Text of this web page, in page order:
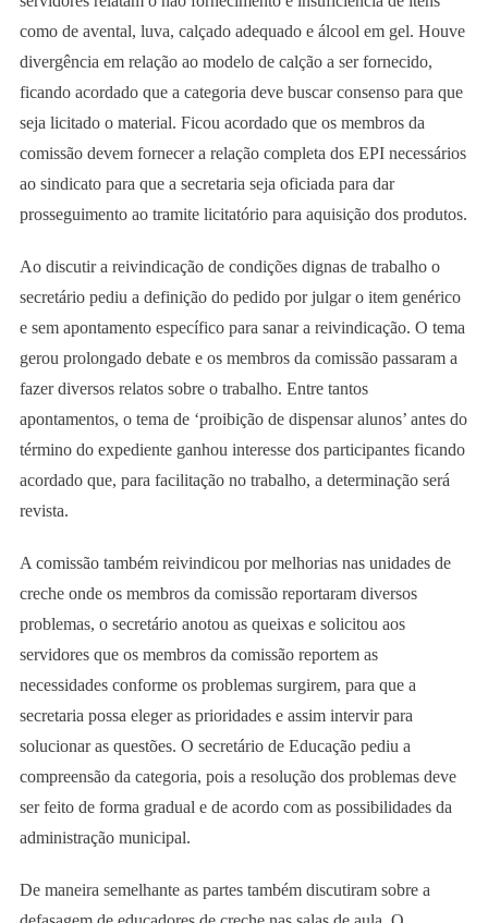
como de avental, luva, calçado adequado e álcool em gel. Houve
divergência em relação ao modelo de calção a ser fornecido,
ficando acordado que a categoria deve buscar consenso para que
seja licitado o material. Ficou acordado que os membros da
comissão devem fornecer a relação completa dos EPI necessários
ao sindicato para que a secretaria seja oficiada para dar
prosseguimento ao tramite licitatório para aquisição dos produtos.
Ao discutir a reivindicação de condições dignas de trabalho o
secretário pediu a definição do pedido por julgar o item genérico
e sem apontamento específico para sanar a reivindicação. O tema
gerou prolongado debate e os membros da comissão passaram a
fazer diversos relatos sobre o trabalho. Entre tantos
apontamentos, o tema de ‘proibição de dispensar alunos’ antes do
término do expediente ganhou interesse dos participantes ficando
acordado que, para facilitação no trabalho, a determinação será
revista.
A comissão também reivindicou por melhorias nas unidades de
creche onde os membros da comissão reportaram diversos
problemas, o secretário anotou as queixas e solicitou aos
servidores que os membros da comissão reportem as
necessidades conforme os problemas surgirem, para que a
secretaria possa eleger as prioridades e assim intervir para
solucionar as questões. O secretário de Educação pediu a
compreensão da categoria, pois a resolução dos problemas deve
ser feito de forma gradual e de acordo com as possibilidades da
administração municipal.
De maneira semelhante as partes também discutiram sobre a